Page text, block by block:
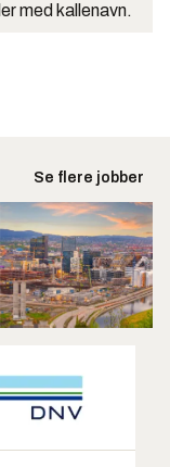
med kallenavn.
Se flere jobber